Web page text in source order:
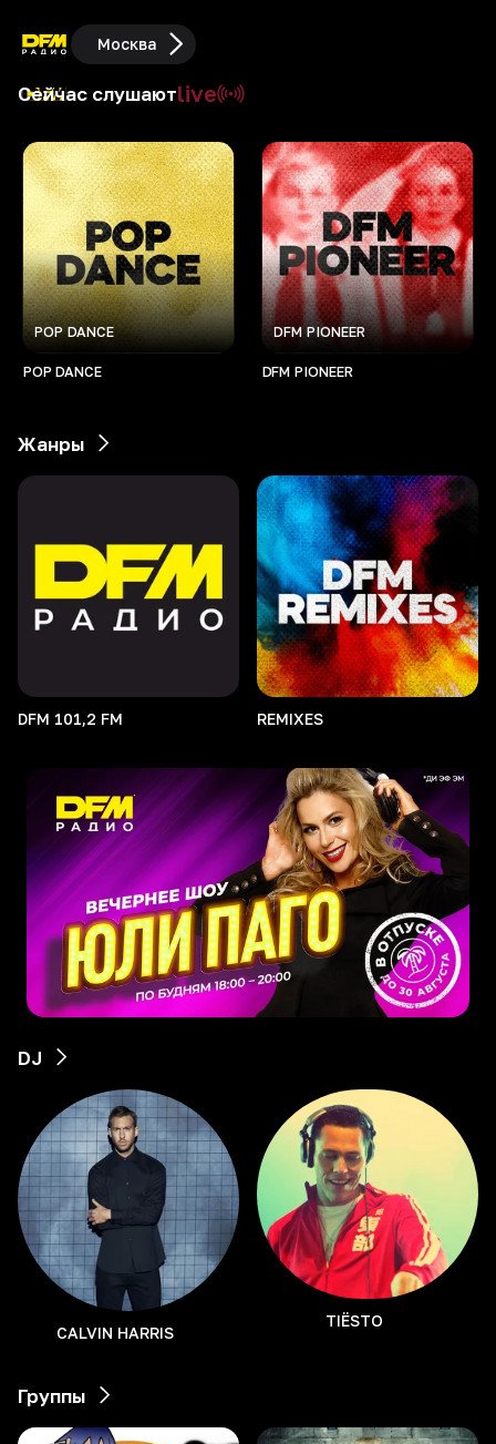
Москва
Сейчас слушаютlive
POP DANCE
POP DANCE
DFM PIONEER
DFM PIONEER
Жанры
DFM 101,2 FM REMIXES
DJ
CALVIN HARRIS
TIЁSTO
Группы